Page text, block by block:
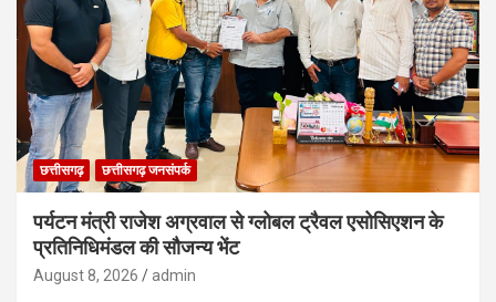
छत्तीसगढ़ छत्तीसगढ़ जनसंपर्क
पर्यटन मंत्री राजेश अग्रवाल से ग्लोबल ट्रैवल एसोसिएशन के
प्रतिनिधिमंडल की सौजन्य भेंट
August 8, 2026 admin